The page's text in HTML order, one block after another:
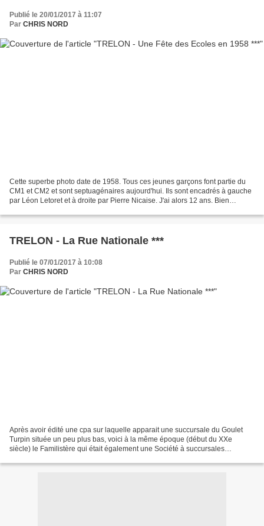
Publié le 20/01/2017 à 11:07
Par CHRIS NORD
Cette superbe photo date de 1958. Tous ces jeunes garçons font partie du
CM1 et CM2 et sont septuagénaires aujourd'hui. Ils sont encadrés à gauche
par Léon Letoret et à droite par Pierre Nicaise. J'ai alors 12 ans. Bien
TRELON - La Rue Nationale ***
Publié le 07/01/2017 à 10:08
Par CHRIS NORD
Après avoir édité une cpa sur laquelle apparait une succursale du Goulet
Turpin située un peu plus bas, voici à la même époque (début du XXe
siècle) le Familistère qui était également une Société à succursales